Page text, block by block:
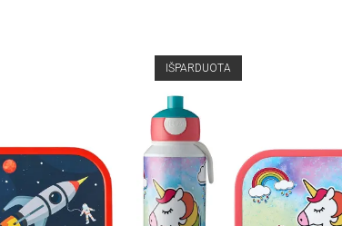
IŠPARDUOTA